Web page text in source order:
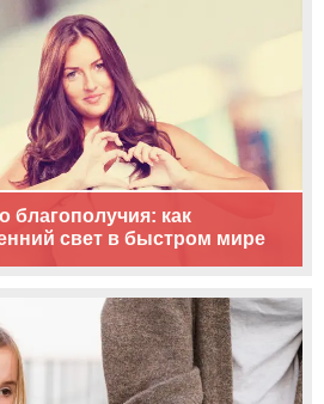
благополучия: как
свет в быстром мире